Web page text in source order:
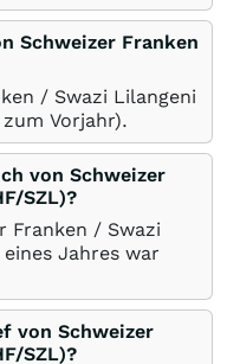
Schweizer Franken
/ Swazi Lilangeni
zum Vorjahr).
von Schweizer
SZL)?
Franken / Swazi
Jahres war
von Schweizer
SZL)?